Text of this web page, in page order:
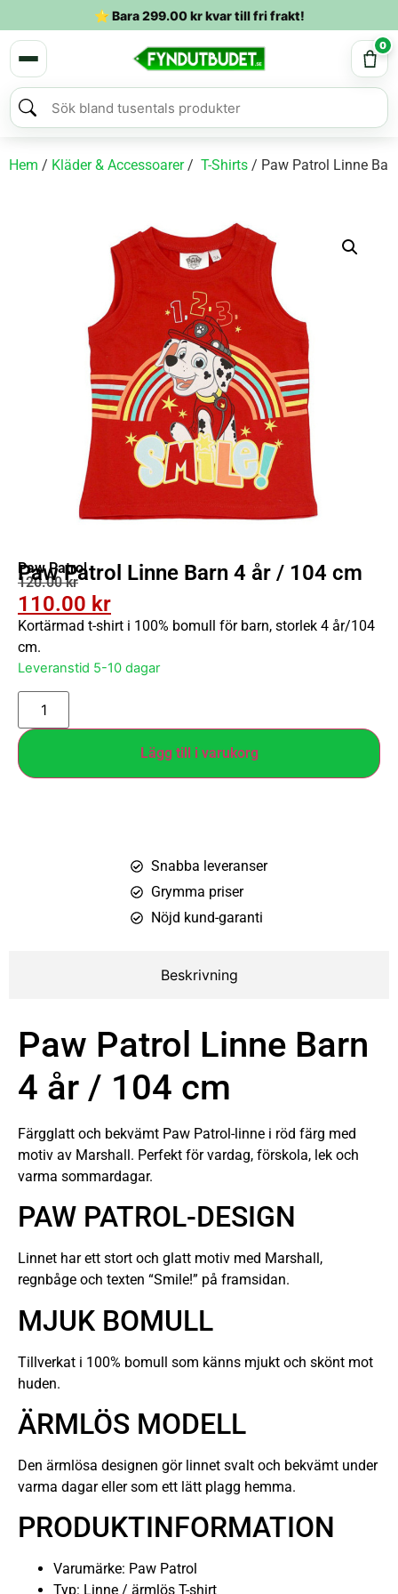
⭐ Bara299.00krkvar till fri frakt!
0
Hem / Kläder & Accessoarer/ T-Shirts / Paw Patrol Linne
Paw Patrol
Paw Patrol Linne Barn 4 år / 104 cm
120.00kr
110.00 kr
Kortärmad t-shirt i 100% bomull för barn, storlek 4 år/104
cm.
Leveranstid 5-10 dagar
Lägg till i varukorg
Snabba leveranser
Grymma priser
Nöjd kund-garanti
Beskrivning
Paw Patrol Linne Barn
4 år / 104 cm
Färgglatt och bekvämt Paw Patrol-linne i röd färg med
motiv av Marshall. Perfekt för vardag, förskola, lek och
varma sommardagar.
PAW PATROL-DESIGN
Linnet har ett stort och glatt motiv med Marshall,
regnbåge och texten “Smile!” på framsidan.
MJUK BOMULL
Tillverkat i 100% bomull som känns mjukt och skönt mot
huden.
ÄRMLÖS MODELL
Den ärmlösa designen gör linnet svalt och bekvämt under
varma dagar eller som ett lätt plagg hemma.
PRODUKTINFORMATION
Varumärke: Paw Patrol
Typ: Linne / ärmlös T-shirt